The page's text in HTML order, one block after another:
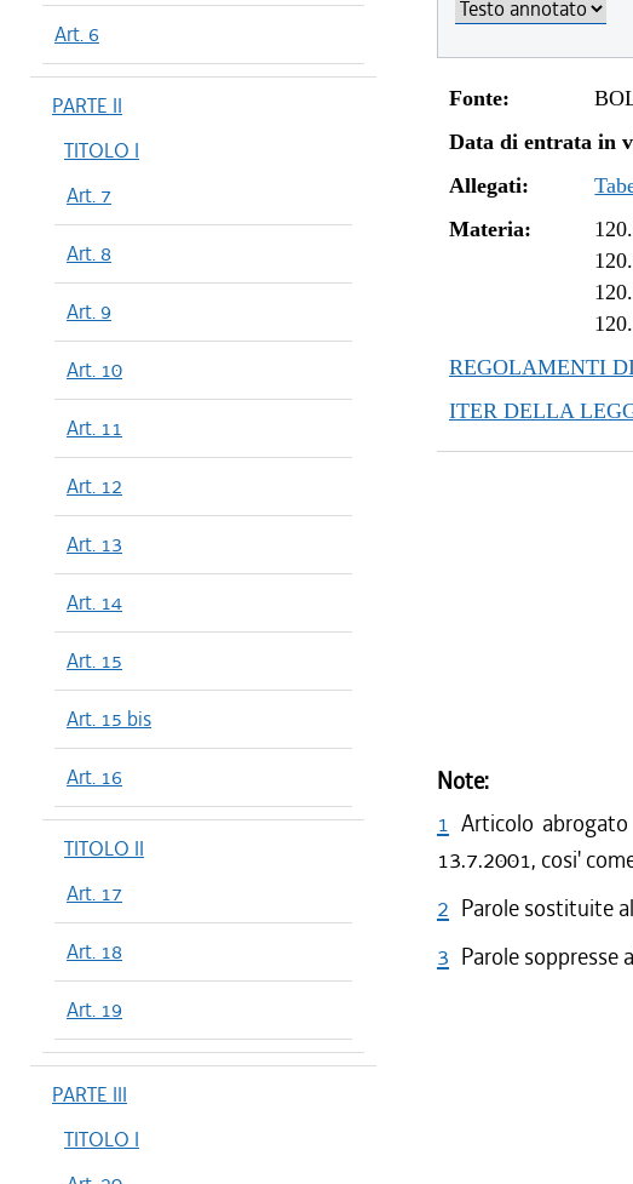
Art. 6
PARTE II
TITOLO I
Art. 7
Art. 8
Art. 9
Art. 10
Art. 11
Art. 12
Art. 13
Art. 14
Art. 15
Art. 15 bis
Art. 16
TITOLO II
Art. 17
Art. 18
Art. 19
PARTE III
TITOLO I
Fonte:
Data di entrata in
Allegati:
Materia:
REGOLAMENTI
ITER DELLA
Note:
1 Articolo
13.7.2001, cosi'
2 Parole sostituite
3 Parole soppresse